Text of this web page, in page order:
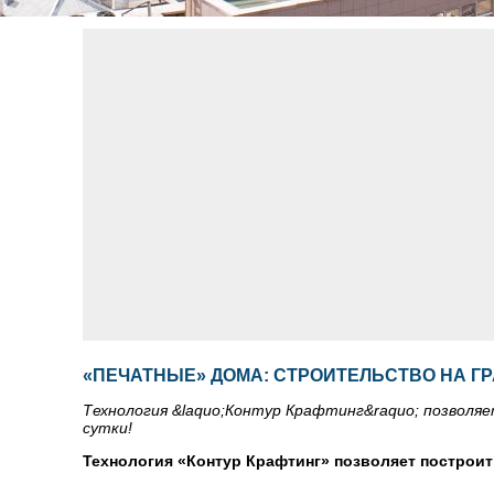
«ПЕЧАТНЫЕ» ДОМА: СТРОИТЕЛЬСТВО НА
Технология &laquo;Контур Крафтинг&raquo;
сутки!
Технология «Контур Крафтинг» позволяет